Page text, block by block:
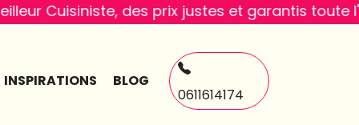
des prix justes et garantis toute l'année
INSPIRATIONS BLOG
0611614174